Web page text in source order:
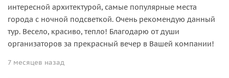
интересной архитектурой, самые популярные места
города с ночной подсветкой. Очень рекомендую данный
тур. Весело, красиво, тепло! Благодарю от души
организаторов за прекрасный вечер в Вашей компании!
7 месяцев назад